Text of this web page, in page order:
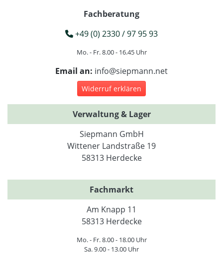
Fachberatung
+49 (0) 2330 / 97 95 93
Mo. - Fr. 8.00 - 16.45 Uhr
Email an: info@siepmann.net
Widerruf erklären
Verwaltung & Lager
Siepmann GmbH
Wittener Landstraße 19
58313 Herdecke
Fachmarkt
Am Knapp 11
58313 Herdecke
Mo. - Fr. 8.00 - 18.00 Uhr
Sa. 9.00 - 13.00 Uhr